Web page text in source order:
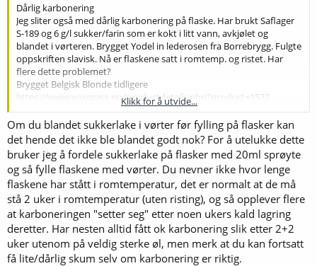
Dårlig karbonering
Jeg sliter også med dårlig karbonering på flaske. Har brukt Saflager
S-189 og 6 g/l sukker/farin som er kokt i litt vann, avkjølet og
blandet i vørteren. Brygget Yodel in lederosen fra Borrebrygg. Fulgte
oppskriften slavisk. Nå er flaskene satt i romtemp. og ristet. Har
flere dette problemet?
Brygget Belgisk Blonde tidligere
https://www.vossgass.no/productdetails.php?product=1532
tidligere og fikk veldig sen karbonering på flaskene. Hva kan være
feil?
Klikk for å utvide...
Om du blandet sukkerlake i vørter før fylling på flasker kan
det hende det ikke ble blandet godt nok? For å utelukke dette
bruker jeg å fordele sukkerlake på flasker med 20ml sprøyte
og så fylle flaskene med vørter. Du nevner ikke hvor lenge
flaskene har stått i romtemperatur, det er normalt at de må
stå 2 uker i romtemperatur (uten risting), og så opplever flere
at karboneringen "setter seg" etter noen ukers kald lagring
deretter. Har nesten alltid fått ok karbonering slik etter 2+2
uker utenom på veldig sterke øl, men merk at du kan fortsatt
få lite/dårlig skum selv om karbonering er riktig.